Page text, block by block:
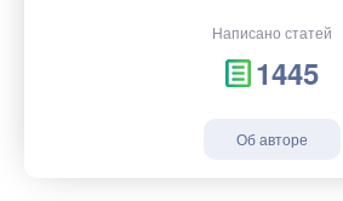
Написано статей
1445
Об авторе